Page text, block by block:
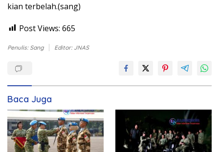
kian terbelah.(sang)
Post Views: 665
Penulis: Sang Editor: JNAS
Baca Juga